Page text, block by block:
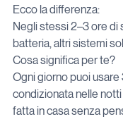
Ecco la differenza:
Negli stessi 2–3 ore di
batteria, altri sistemi
Cosa significa per te?
Ogni giorno puoi usare
condizionata nelle
fatta in casa senza